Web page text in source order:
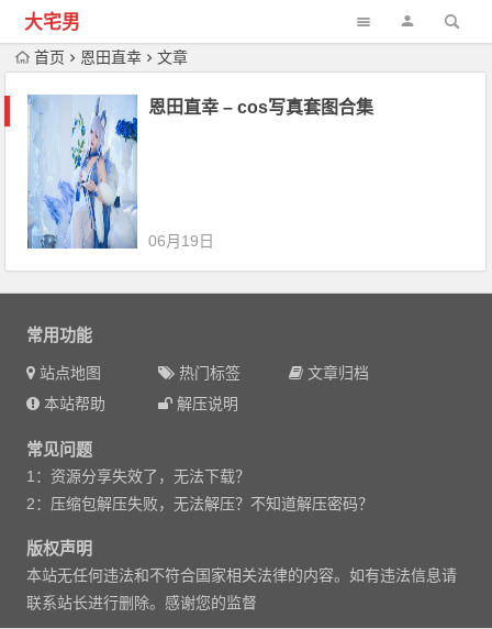
大宅男
首页 恩田直幸 文章
恩田直幸 – cos写真套图合集
06月19日
常用功能
站点地图 热门标签
文章归档
本站帮助
解压说明
常见问题
1：资源分享失效了，无法下载？
2：压缩包解压失败，无法解压？不知道解压密码？
版权声明
本站无任何违法和不符合国家相关法律的内容。如有违法信息请
联系站长进行删除。感谢您的监督